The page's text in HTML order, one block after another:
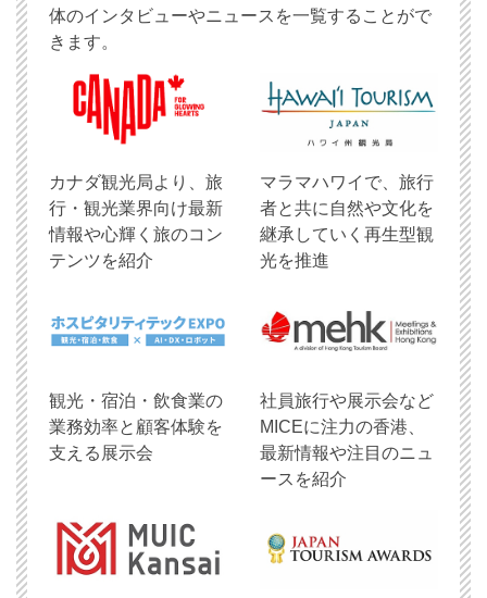
体のインタビューやニュースを一覧することがで
きます。
​カナダ観光局より、旅
行・観光業界向け最新
情報や心輝く旅のコン
テンツを紹介
マラマハワイで、旅行
者と共に自然や文化を
継承していく再生型観
光を推進
観光・宿泊・飲食業の
業務効率と顧客体験を
支える展示会
社員旅行や展示会など
MICEに注力の香港、
最新情報や注目のニュ
ースを紹介